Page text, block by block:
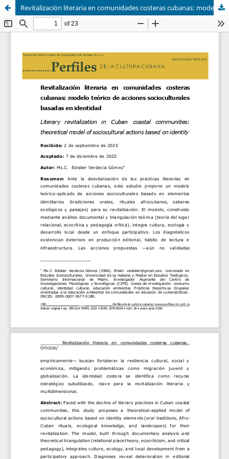
Revitalización literaria en comunidades costeras cubanas: modelo teórico de acciones socioculturales basadas en identidad